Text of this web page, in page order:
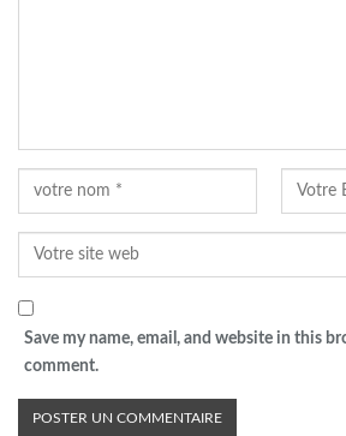
Save my name, email, and website in this
comment.